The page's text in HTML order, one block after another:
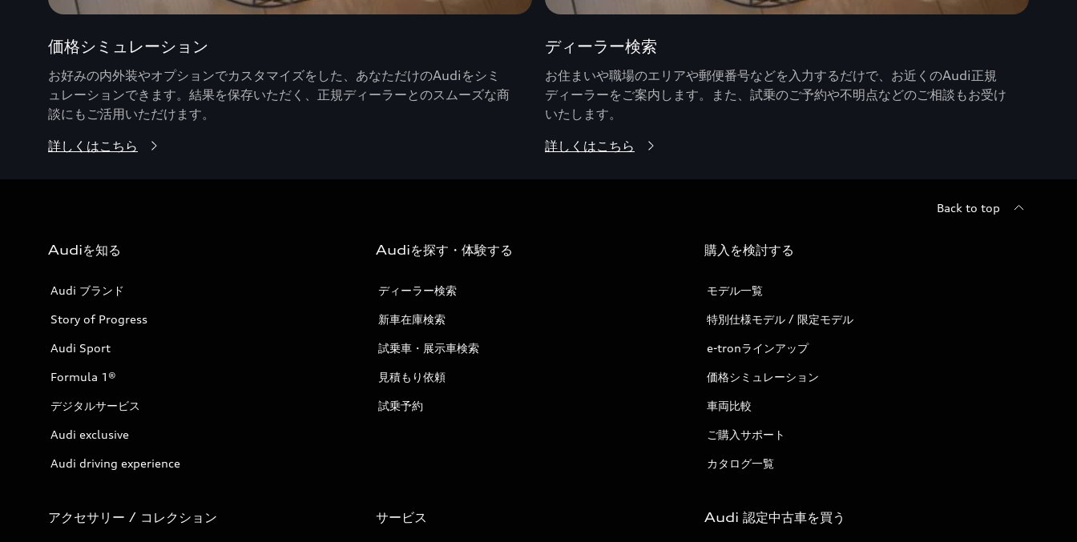
価格シミュレーション
お好みの内外装やオプションでカスタマイズをした、あなただけのAudiをシミ
ュレーションできます。結果を保存いただく、正規ディーラーとのスムーズな商
談にもご活用いただけます。
詳しくはこちら
ディーラー検索
お住まいや職場のエリアや郵便番号などを入力するだけで、お近くのAudi正規
ディーラーをご案内します。また、試乗のご予約や不明点などのご相談もお受け
いたします。
詳しくはこちら
Back to top
Audiを知る
Audi ブランド
Story of Progress
Audi Sport
Formula 1®
デジタルサービス
Audi exclusive
Audi driving experience
Audiを探す・体験する
ディーラー検索
新車在庫検索
試乗車・展示車検索
見積もり依頼
試乗予約
購入を検討する
モデル一覧
特別仕様モデル / 限定モデル
e-tronラインアップ
価格シミュレーション
車両比較
ご購入サポート
カタログ一覧
アクセサリー / コレクション サービス Audi 認定中古車を買う